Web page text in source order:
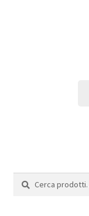
Cerca:
Cerca